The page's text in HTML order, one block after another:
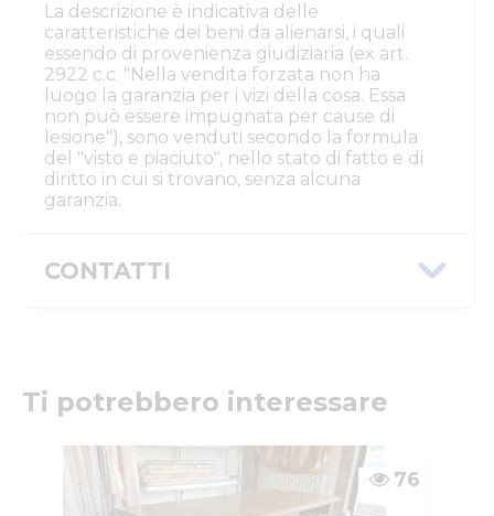
La descrizione è indicativa delle
caratteristiche dei beni da alienarsi, i quali
essendo di provenienza giudiziaria (ex art.
2922 c.c. "Nella vendita forzata non ha
luogo la garanzia per i vizi della cosa. Essa
non può essere impugnata per cause di
lesione"), sono venduti secondo la formula
del "visto e piaciuto", nello stato di fatto e di
diritto in cui si trovano, senza alcuna
garanzia.
CONTATTI
Custode
Email/PEC
isvegi@ivgparma.it
Ti potrebbero interessare
76